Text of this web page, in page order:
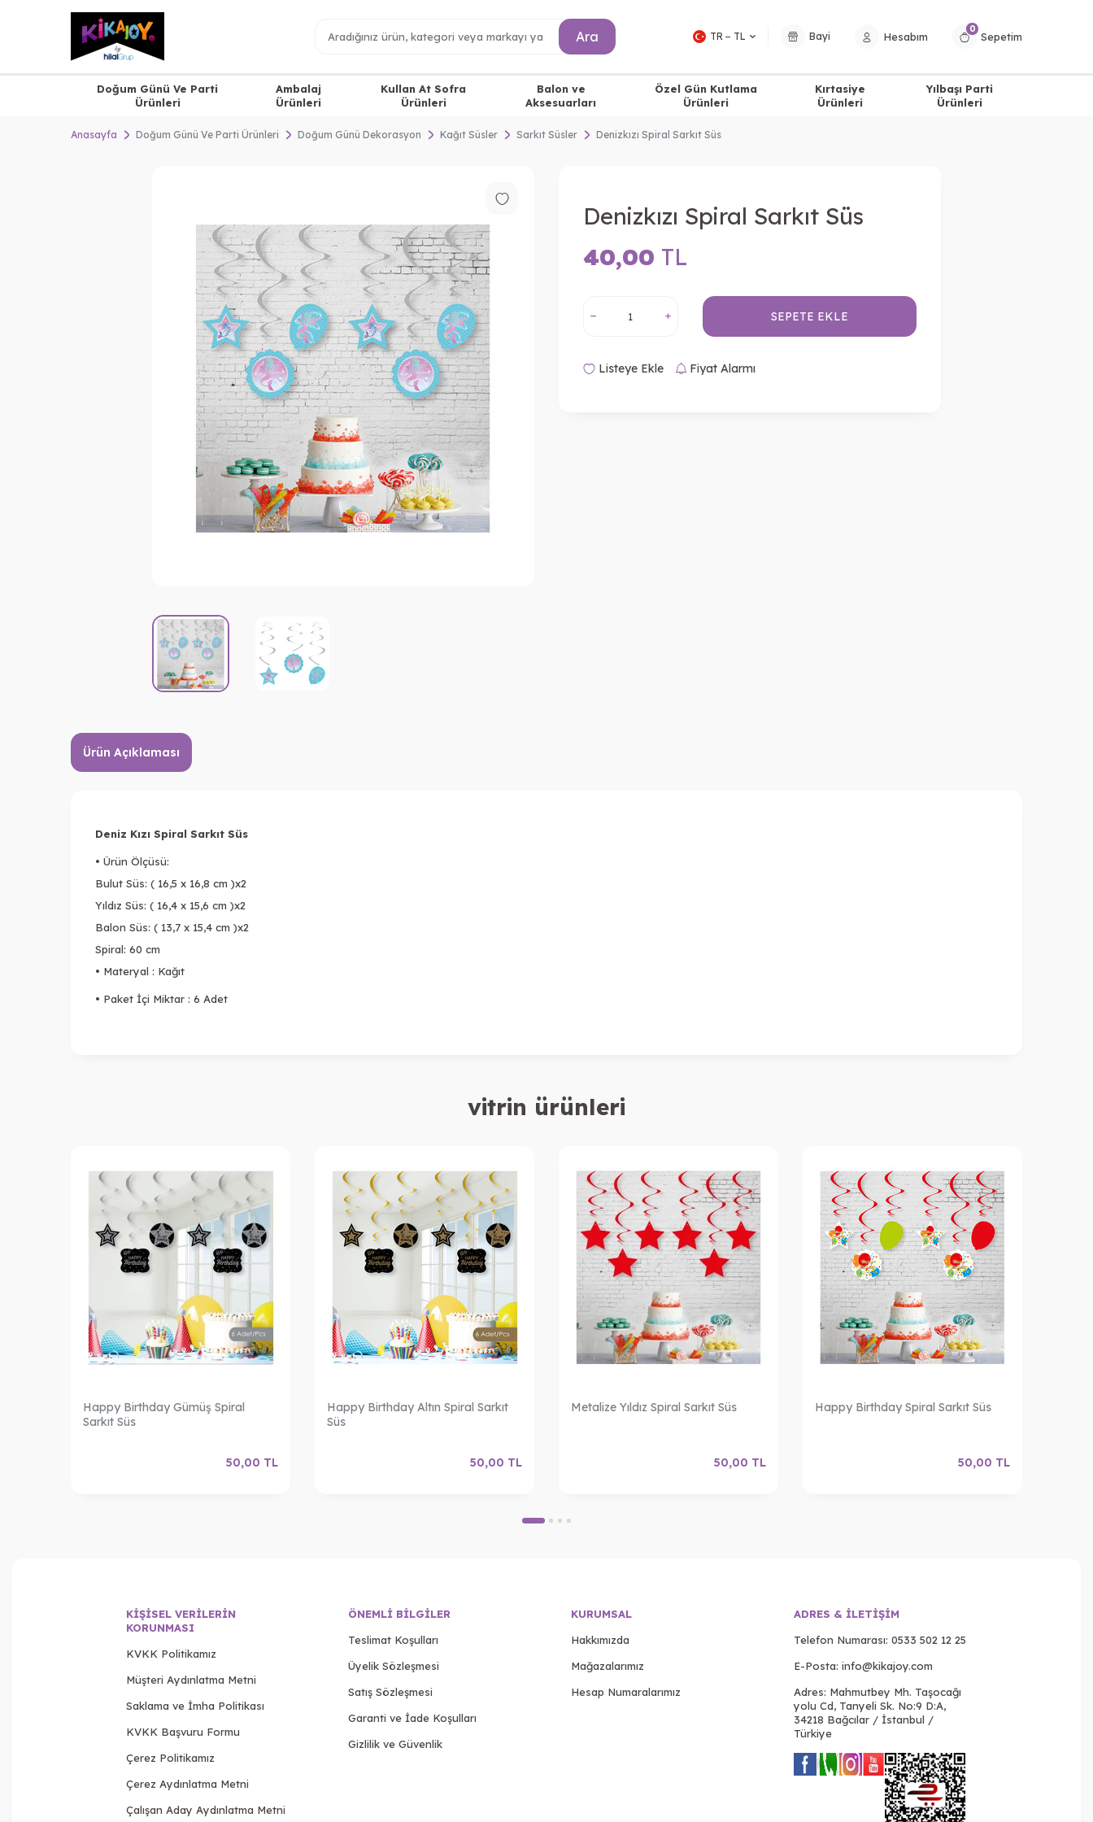
Ara TR − TL Bayi Hesabım
0
Sepetim
Doğum Günü Ve Parti
Ürünleri
Ambalaj
Ürünleri
Kullan At Sofra
Ürünleri
Balon ve
Aksesuarları
Özel Gün Kutlama
Ürünleri
Kırtasiye
Ürünleri
Yılbaşı Parti
Ürünleri
Anasayfa Doğum Günü Ve Parti Ürünleri Doğum Günü Dekorasyon Kağıt Süsler Sarkıt Süsler Denizkızı Spiral Sarkıt Süs
Denizkızı Spiral Sarkıt Süs
40,00 TL
SEPETE EKLE
Listeye Ekle Fiyat Alarmı
Ürün Açıklaması
Deniz Kızı Spiral Sarkıt Süs
• Ürün Ölçüsü:
Bulut Süs: ( 16,5 x 16,8 cm )x2
Yıldız Süs: ( 16,4 x 15,6 cm )x2
Balon Süs: ( 13,7 x 15,4 cm )x2
Spiral: 60 cm
• Materyal : Kağıt
• Paket İçi Miktar : 6 Adet
vitrin ürünleri
Happy Birthday Gümüş Spiral
Sarkıt Süs
50,00 TL
Happy Birthday Altın Spiral Sarkıt
Süs
50,00 TL
Metalize Yıldız Spiral Sarkıt Süs
50,00 TL
Happy Birthday Spiral Sarkıt Süs
50,00 TL
KIŞISEL VERILERIN
KORUNMASI
KVKK Politikamız
Müşteri Aydınlatma Metni
Saklama ve İmha Politikası
KVKK Başvuru Formu
Çerez Politikamız
Çerez Aydınlatma Metni
Çalışan Aday Aydınlatma Metni
ÖNEMLI BILGILER
Teslimat Koşulları
Üyelik Sözleşmesi
Satış Sözleşmesi
Garanti ve İade Koşulları
Gizlilik ve Güvenlik
KURUMSAL
Hakkımızda
Mağazalarımız
Hesap Numaralarımız
ADRES & İLETIŞIM
Telefon Numarası: 0533 502 12 25
E-Posta: info@kikajoy.com
Adres: Mahmutbey Mh. Taşocağı
yolu Cd, Tanyeli Sk. No:9 D:A,
34218 Bağcılar / İstanbul /
Türkiye